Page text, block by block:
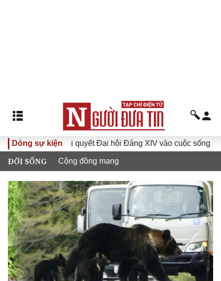
Dòng sự kiện
Đưa Nghị quyết Đại hội Đảng XIV vào cuộc sống
ĐỜI SỐNG Cộng đồng mạng